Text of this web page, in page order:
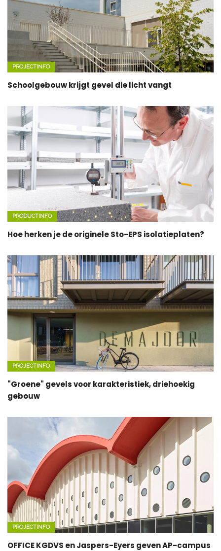
PROJECTINFO
Schoolgebouw krijgt gevel die licht vangt
PRODUCTINFO
Hoe herken je de originele Sto-EPS isolatieplaten?
PROJECTINFO
"Groene" gevels voor karakteristiek, driehoekig
gebouw
PROJECTINFO
OFFICE KGDVS en Jaspers-Eyers geven AP-campus